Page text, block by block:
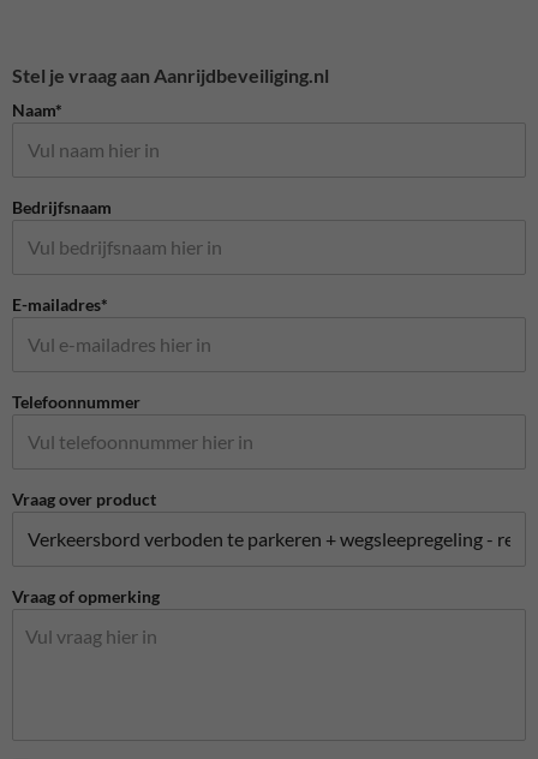
Stel je vraag aan Aanrijdbeveiliging.nl
Naam*
Bedrijfsnaam
E-mailadres*
Telefoonnummer
Vraag over product
Vraag of opmerking